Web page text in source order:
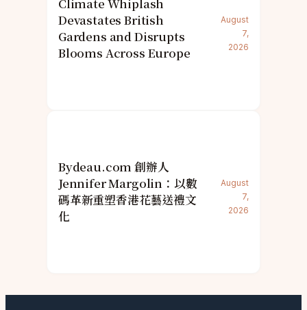
Devastates British
Gardens and Disrupts
Blooms Across Europe
August
7,
2026
Bydeau.com 創辦人
Jennifer Margolin：以數
碼革新重塑香港花藝送禮文
化
August
7,
2026